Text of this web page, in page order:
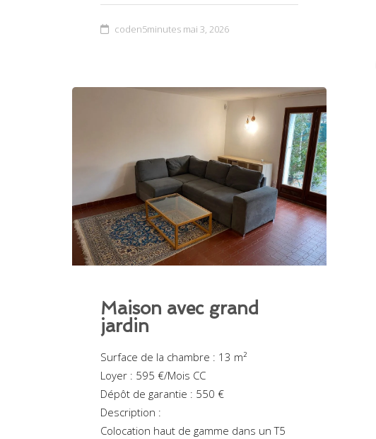
coden5minutes mai 3, 2026
Maison avec grand
jardin
Surface de la chambre : 13 m²
Loyer : 595 €/Mois CC
Dépôt de garantie : 550 €
Description :
Colocation haut de gamme dans un T5